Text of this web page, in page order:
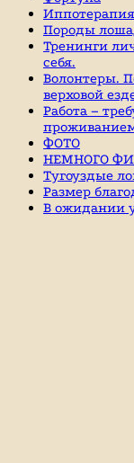
Иппотерапия
Породы
Тренинги
себя.
Волонтеры.
верховой
Работа –
ФОТО
НЕМНОГО
Тугоуздые
Размер
В ожидании